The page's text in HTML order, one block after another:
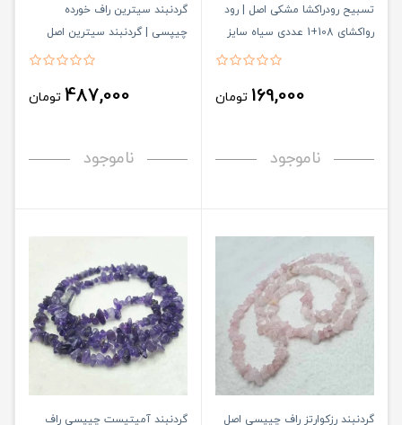
تسبیح رودراکشا مشکی اصل | رود
رواکشای 108+1 عددی سیاه سایز
169,000 تومان
ناموجود
گردنبند سیترین راف خورده
چیپسی | گردنبند سیترین اصل
487,000 تومان
ناموجود
گردنبند رزکوارتز راف چیپسی اصل
گردنبند آمیتیست چیپسی راف